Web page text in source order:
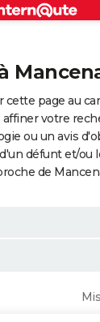
page au
affiner votre
ou un avis
défunt et/ou
de